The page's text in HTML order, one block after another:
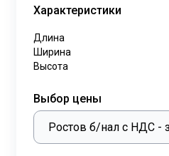
Характеристики
Длина
Ширина
Высота
Выбор цены